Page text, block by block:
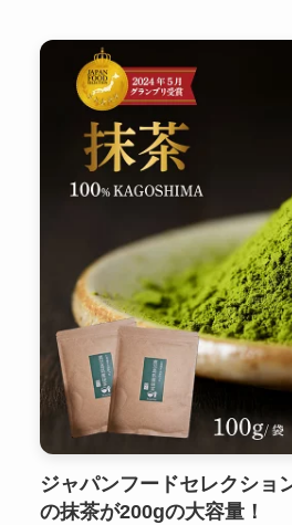
ジャパンフードセレクショ
の抹茶が200gの大容量！